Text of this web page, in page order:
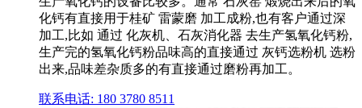
化钙有直接用于桂矿 雷蒙磨 加工成粉,也有客户通过深
加工,比如 通过 化灰机、石灰消化器 去生产氢氧化钙粉,
生产完的氢氧化钙粉品味高的直接通过 灰钙选粉机 选粉
出来,品味差杂质多的有直接通过磨粉再加工。
联系电话: 180 3780 8511